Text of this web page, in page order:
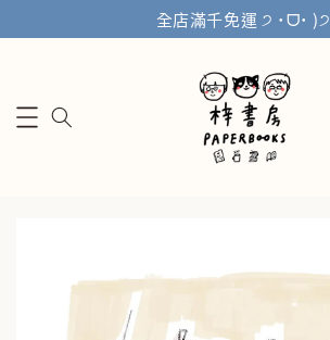
全店滿千免運 ੭ ˙ᗜ˙ )੭